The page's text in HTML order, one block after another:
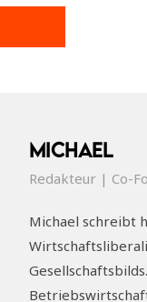
Michael
Redakteur | Co-
Michael schreibt